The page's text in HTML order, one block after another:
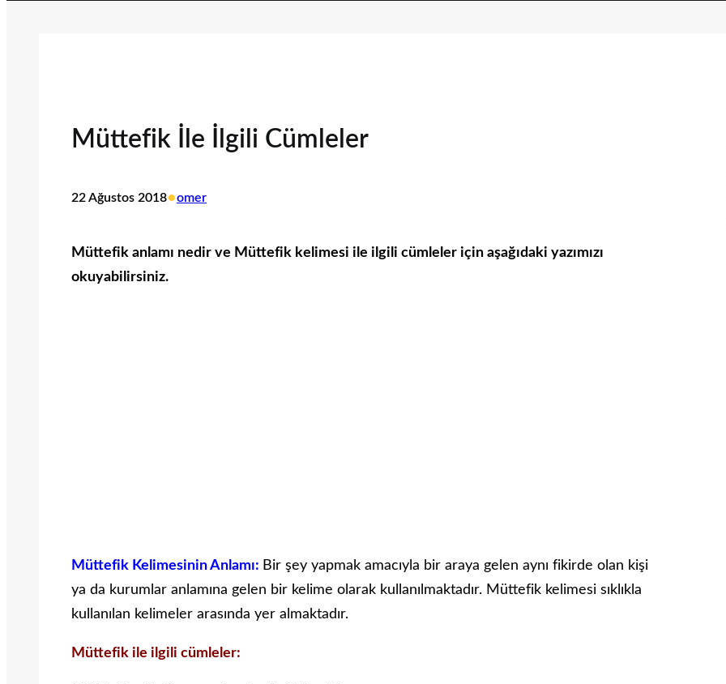
Müttefik İle İlgili Cümleler
22 Ağustos 2018•omer
Müttefik anlamı nedir ve Müttefik kelimesi ile ilgili cümleler için aşağıdaki yazımızı
okuyabilirsiniz.
Müttefik Kelimesinin Anlamı: Bir şey yapmak amacıyla bir araya gelen aynı fikirde olan kişi
ya da kurumlar anlamına gelen bir kelime olarak kullanılmaktadır. Müttefik kelimesi sıklıkla
kullanılan kelimeler arasında yer almaktadır.
Müttefik ile ilgili cümleler: